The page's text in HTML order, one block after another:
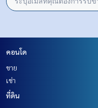
คอนโด
ขาย
เช่า
ที่ดิน